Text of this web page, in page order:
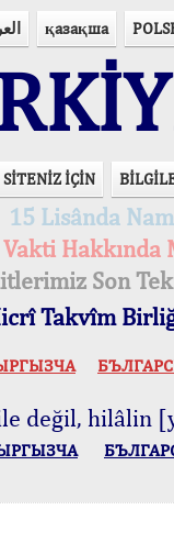
қазақша
SİTENİZ İÇİN
15 Lisânda
Hakkında
Son
Takvîm
değil, hilâlin